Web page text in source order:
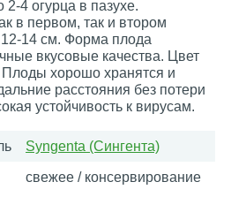
4 огурца в пазухе.
в первом, так и втором
14 см. Форма плода
вкусовые качества. Цвет
хорошо хранятся и
расстояния без потери
устойчивость к вирусам.
Syngenta (Сингента)
свежее / консервирование